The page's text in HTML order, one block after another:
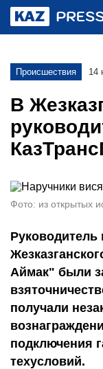
Происшествия 14
В
Фото: из открытых
Руководитель
Аймак" были
получали
подключения
техусловий.